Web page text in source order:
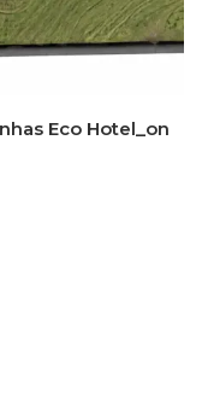
Eco Hotel_on